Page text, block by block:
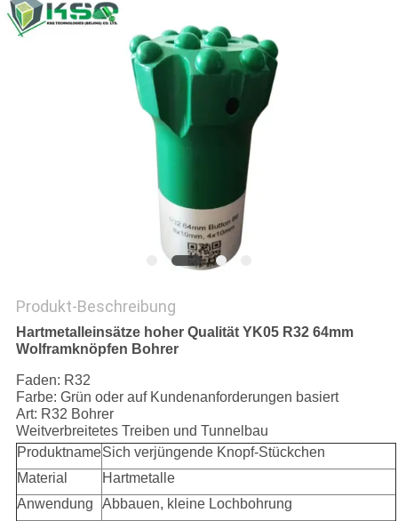
SITEMAP
Produkt-Beschreibung
Hartmetalleinsätze hoher Qualität YK05 R32 64mm
Wolframknöpfen Bohrer
Faden: R32
Farbe: Grün oder auf Kundenanforderungen basiert
Art: R32 Bohrer
Weitverbreitetes Treiben und Tunnelbau
ProduktnameSich verjüngende Knopf-Stückchen
Material
Hartmetalle
Anwendung
Abbauen, kleine Lochbohrung